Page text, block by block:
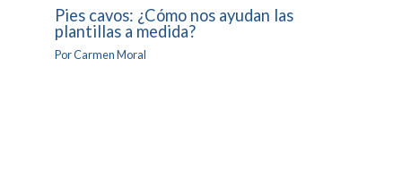
Pies cavos: ¿Cómo nos ayudan las
plantillas a medida?
PorCarmen Moral